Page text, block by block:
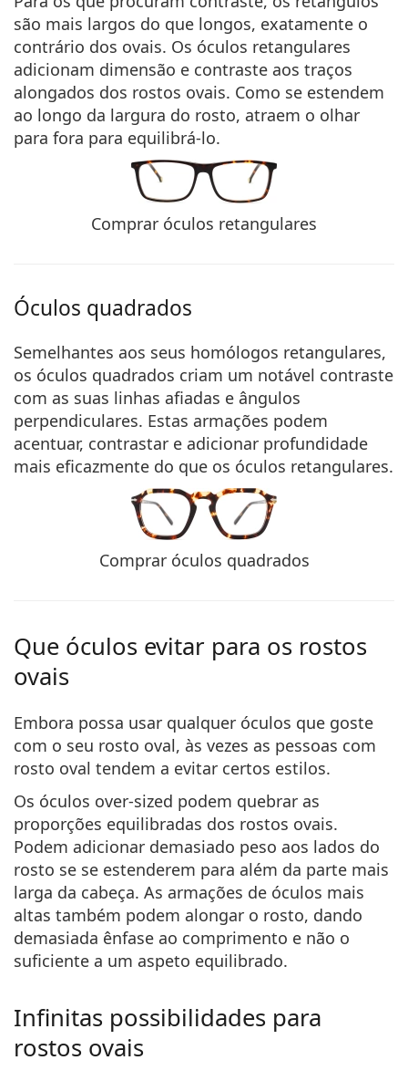
são mais largos do que longos, exatamente o
contrário dos ovais. Os óculos retangulares
adicionam dimensão e contraste aos traços
alongados dos rostos ovais. Como se estendem
ao longo da largura do rosto, atraem o olhar
para fora para equilibrá-lo.
Comprar óculos retangulares
Óculos quadrados
Semelhantes aos seus homólogos retangulares,
os óculos quadrados criam um notável contraste
com as suas linhas afiadas e ângulos
perpendiculares. Estas armações podem
acentuar, contrastar e adicionar profundidade
mais eficazmente do que os óculos retangulares.
Comprar óculos quadrados
Que óculos evitar para os rostos
ovais
Embora possa usar qualquer óculos que goste
com o seu rosto oval, às vezes as pessoas com
rosto oval tendem a evitar certos estilos.
Os óculos over-sized podem quebrar as
proporções equilibradas dos rostos ovais.
Podem adicionar demasiado peso aos lados do
rosto se se estenderem para além da parte mais
larga da cabeça. As armações de óculos mais
altas também podem alongar o rosto, dando
demasiada ênfase ao comprimento e não o
suficiente a um aspeto equilibrado.
Infinitas possibilidades para
rostos ovais